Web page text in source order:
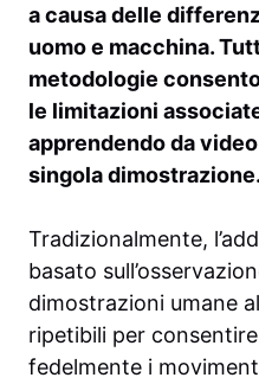
a causa delle
uomo e macchina.
metodologie
le limitazioni
apprendendo da
singola dimostrazione.
Tradizionalmente,
basato
dimostrazioni umane
ripetibili per
fedelmente i